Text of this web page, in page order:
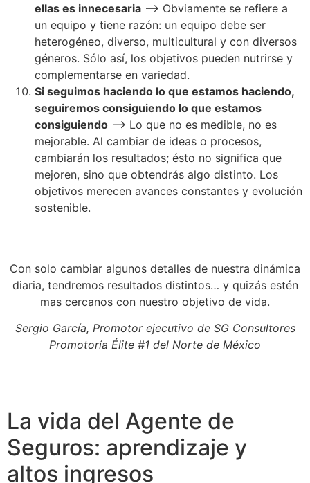
ellas es innecesaria –> Obviamente se refiere a
un equipo y tiene razón: un equipo debe ser
heterogéneo, diverso, multicultural y con diversos
géneros. Sólo así, los objetivos pueden nutrirse y
complementarse en variedad.
Si seguimos haciendo lo que estamos haciendo,
seguiremos consiguiendo lo que estamos
consiguiendo –> Lo que no es medible, no es
mejorable. Al cambiar de ideas o procesos,
cambiarán los resultados; ésto no significa que
mejoren, sino que obtendrás algo distinto. Los
objetivos merecen avances constantes y evolución
sostenible.
Con solo cambiar algunos detalles de nuestra dinámica
diaria, tendremos resultados distintos… y quizás estén
mas cercanos con nuestro objetivo de vida.
Sergio García, Promotor ejecutivo de SG Consultores
Promotoría Élite #1 del Norte de México
La vida del Agente de
Seguros: aprendizaje y
altos ingresos